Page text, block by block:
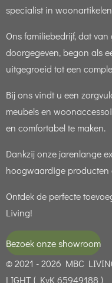
specialist in
Ons familiebedrijf, dat
doorgegeven, begon als
uitgegroeid tot een
Bij ons vindt u een
meubels en
en comfortabel te maken.
Dankzij onze jarenlange
hoogwaardige producten
Ontdek de perfecte
Living!
Bezoek onze showroom
© 2021 - 2026 MBC
LIGHT ( KvK 65949188 )